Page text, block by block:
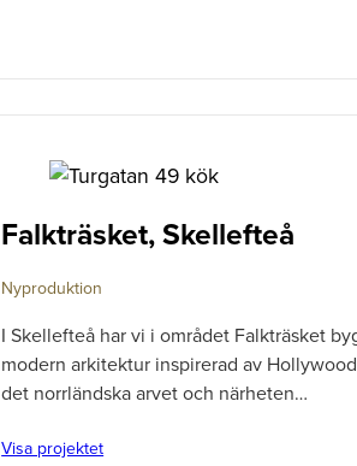
Falkträsket, Skellefteå
Nyproduktion
I Skellefteå har vi i området Falkträsket
modern arkitektur inspirerad av
det norrländska arvet och närheten…
Visa projektet